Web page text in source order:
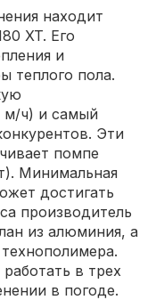
находит
XT. Его
и
теплого пола.
м/ч) и самый
Эти
помпе
Минимальная
достигать
производитель
из алюминия, а
в трех
в погоде.